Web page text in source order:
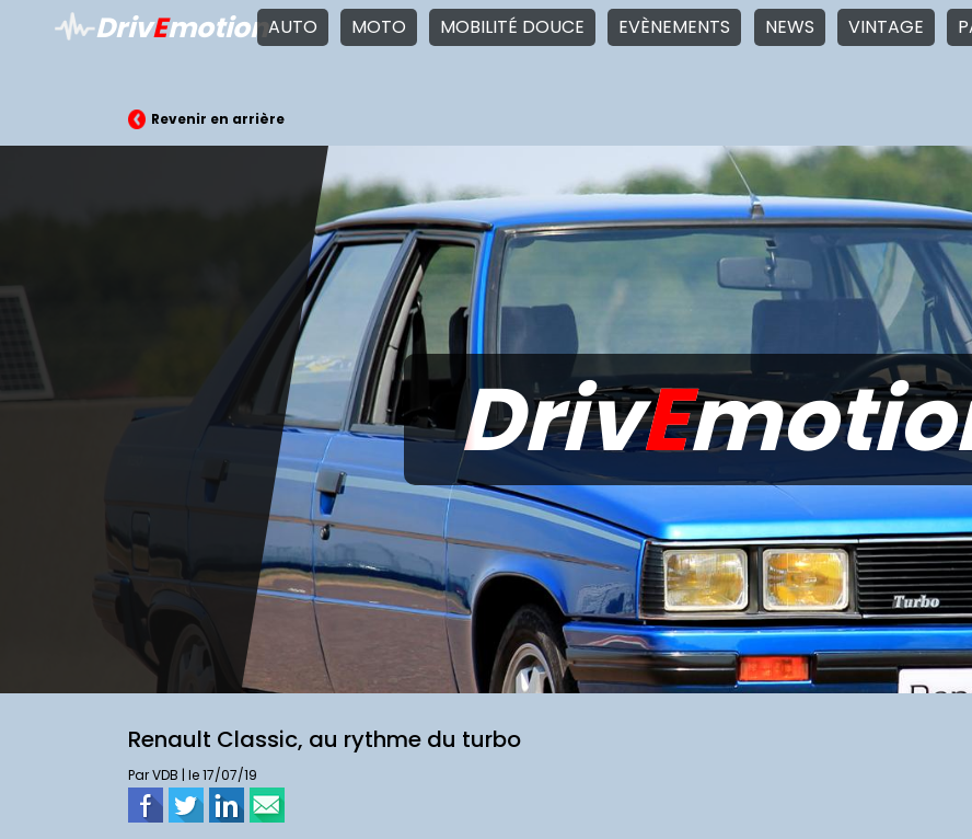
DrivEmotionAUTO MOTO MOBILITÉ DOUCE EVÈNEMENTS NEWS VINTAGE
Revenir en arrière
DrivE
Renault Classic, au rythme du turbo
Par VDB | le 17/07/19